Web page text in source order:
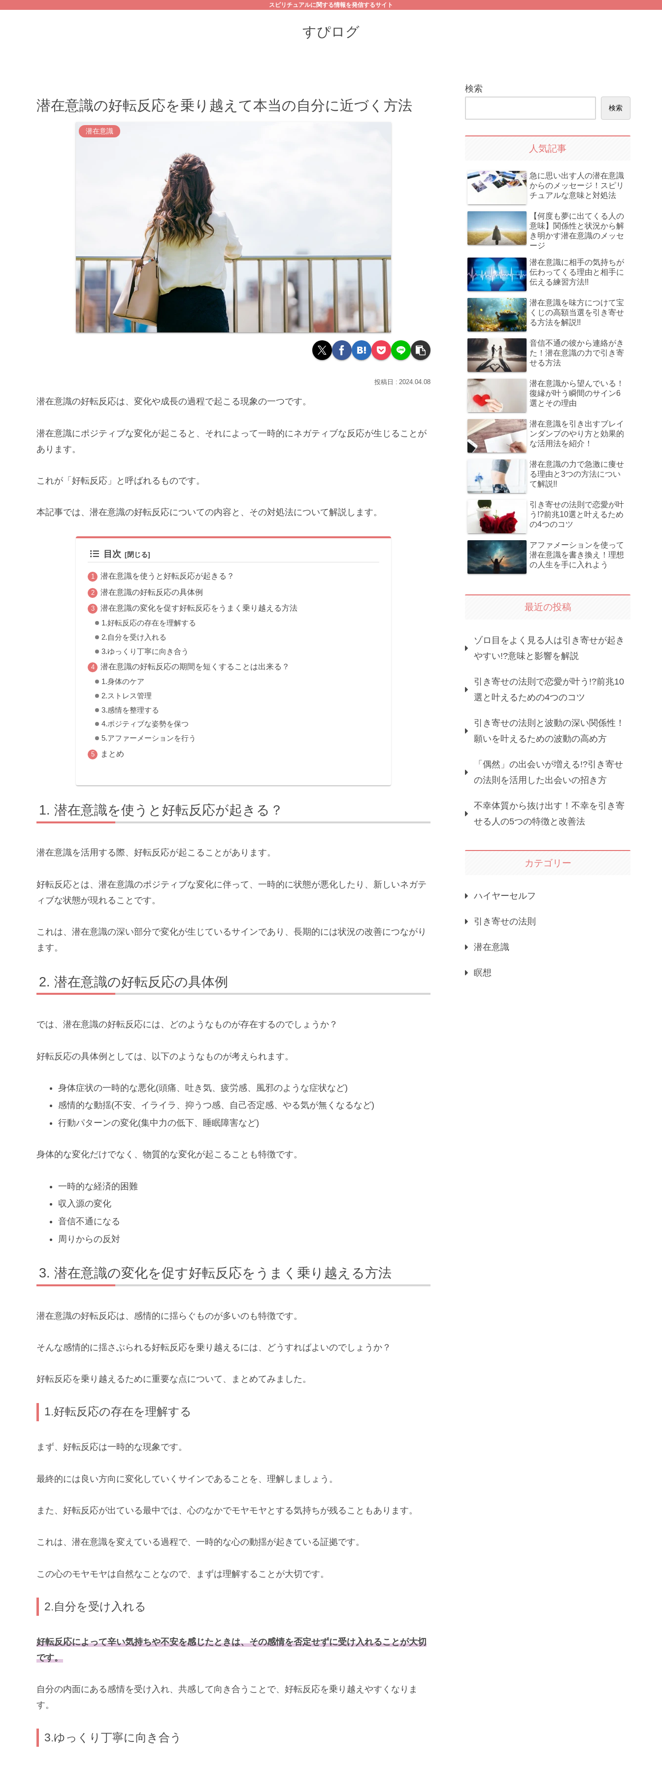
スピリチュアルに関する情報を発信するサイト
すぴログ
潜在意識の好転反応を乗り越えて本当の自分に近づく方法
潜在意識
2024.04.08
潜在意識の好転反応は、変化や成長の過程で起こる現象の一つです。
潜在意識にポジティブな変化が起こると、それによって一時的にネガティブな反応が生じることが
あります。
これが「好転反応」と呼ばれるものです。
本記事では、潜在意識の好転反応についての内容と、その対処法について解説します。
目次
潜在意識を使うと好転反応が起きる？
潜在意識の好転反応の具体例
潜在意識の変化を促す好転反応をうまく乗り越える方法
1.好転反応の存在を理解する
2.自分を受け入れる
3.ゆっくり丁寧に向き合う
潜在意識の好転反応の期間を短くすることは出来る？
1.身体のケア
2.ストレス管理
3.感情を整理する
4.ポジティブな姿勢を保つ
5.アファーメーションを行う
まとめ
潜在意識を使うと好転反応が起きる？
潜在意識を活用する際、好転反応が起こることがあります。
好転反応とは、潜在意識のポジティブな変化に伴って、一時的に状態が悪化したり、新しいネガテ
ィブな状態が現れることです。
これは、潜在意識の深い部分で変化が生じているサインであり、長期的には状況の改善につながり
ます。
潜在意識の好転反応の具体例
では、潜在意識の好転反応には、どのようなものが存在するのでしょうか？
好転反応の具体例としては、以下のようなものが考えられます。
身体症状の一時的な悪化(頭痛、吐き気、疲労感、風邪のような症状など)
感情的な動揺(不安、イライラ、抑うつ感、自己否定感、やる気が無くなるなど)
行動パターンの変化(集中力の低下、睡眠障害など)
身体的な変化だけでなく、物質的な変化が起こることも特徴です。
一時的な経済的困難
収入源の変化
音信不通になる
周りからの反対
潜在意識の変化を促す好転反応をうまく乗り越える方法
潜在意識の好転反応は、感情的に揺らぐものが多いのも特徴です。
そんな感情的に揺さぶられる好転反応を乗り越えるには、どうすればよいのでしょうか？
好転反応を乗り越えるために重要な点について、まとめてみました。
1.好転反応の存在を理解する
まず、好転反応は一時的な現象です。
最終的には良い方向に変化していくサインであることを、理解しましょう。
また、好転反応が出ている最中では、心のなかでモヤモヤとする気持ちが残ることもあります。
これは、潜在意識を変えている過程で、一時的な心の動揺が起きている証拠です。
この心のモヤモヤは自然なことなので、まずは理解することが大切です。
2.自分を受け入れる
好転反応によって辛い気持ちや不安を感じたときは、その感情を否定せずに受け入れることが大切
です。
自分の内面にある感情を受け入れ、共感して向き合うことで、好転反応を乗り越えやすくなりま
す。
3.ゆっくり丁寧に向き合う
検索
検索
人気記事
急に思い出す人の潜在意識
からのメッセージ！スピリ
チュアルな意味と対処法
【何度も夢に出てくる人の
意味】関係性と状況から解
き明かす潜在意識のメッセ
ージ
潜在意識に相手の気持ちが
伝わってくる理由と相手に
伝える練習方法!!
潜在意識を味方につけて宝
くじの高額当選を引き寄せ
る方法を解説!!
音信不通の彼から連絡がき
た！潜在意識の力で引き寄
せる方法
潜在意識から望んでいる！
復縁が叶う瞬間のサイン6
選とその理由
潜在意識を引き出すブレイ
ンダンプのやり方と効果的
な活用法を紹介！
潜在意識の力で急激に痩せ
る理由と3つの方法につい
て解説!!
引き寄せの法則で恋愛が叶
う!?前兆10選と叶えるため
の4つのコツ
アファメーションを使って
潜在意識を書き換え！理想
の人生を手に入れよう
最近の投稿
ゾロ目をよく見る人は引き寄せが起き
やすい!?意味と影響を解説
引き寄せの法則で恋愛が叶う!?前兆10
選と叶えるための4つのコツ
引き寄せの法則と波動の深い関係性！
願いを叶えるための波動の高め方
「偶然」の出会いが増える!?引き寄せ
の法則を活用した出会いの招き方
不幸体質から抜け出す！不幸を引き寄
せる人の5つの特徴と改善法
カテゴリー
ハイヤーセルフ
引き寄せの法則
潜在意識
瞑想